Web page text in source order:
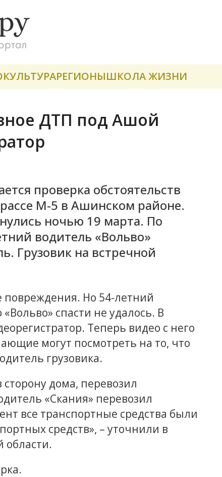
КУЛЬТУРАРЕГИОНЫШКОЛА ЖИЗНИ
ДТП под Ашой
проверка обстоятельств
М-5 в Ашинском районе.
ночью 19 марта. По
водитель «Вольво»
Грузовик на встречной
Но 54-летний
спасти не удалось. В
Теперь видео с него
могут посмотреть на то, что
грузовика.
дома, перевозил
«Скания» перевозил
все транспортные средства были
средств», – уточнили в
области.